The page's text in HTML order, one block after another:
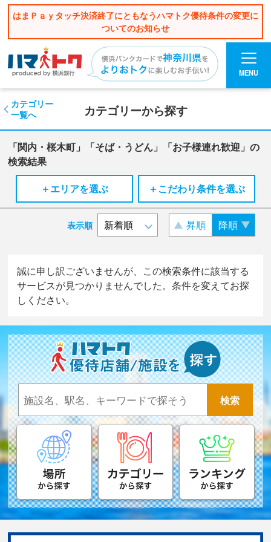
はまＰａｙタッチ決済終了にともなうハマトク優待条件の変更に
ついてのお知らせ
MENU
カテゴリーから探す
カテゴリー
一覧へ
「関内・桜木町」「そば・うどん」「お子様連れ歓迎」の
検索結果
＋エリアを選ぶ
＋こだわり条件を選ぶ
表示順 昇順 降順
誠に申し訳ございませんが、この検索条件に該当する
サービスが見つかりませんでした。条件を変えてお探
しください。